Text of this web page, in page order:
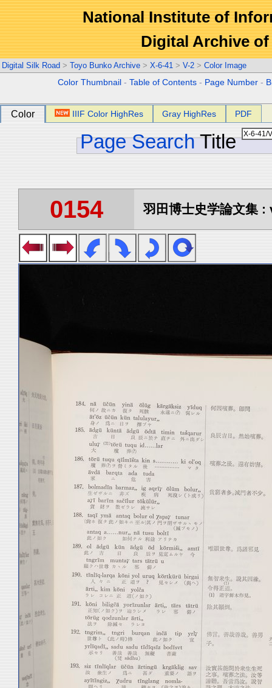
National Institute of
Digital Archive
Digital Silk Road > Toyo Bunko Archive > X-6-41 > V-2 > Color Image
Color Thumbnail -Table of Contents - Page Number -
Color IIIF Color HighRes Gray HighRes PDF
Page Search Title
0154 羽田博士史学論文集 :